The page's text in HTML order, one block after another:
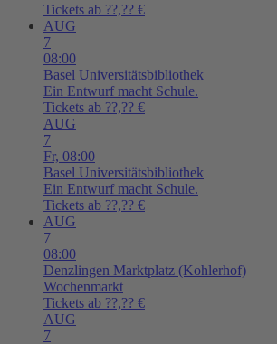
Tickets ab ??,?? €
AUG
7
08:00
Basel Universitätsbibliothek
Ein Entwurf macht Schule.
Tickets ab ??,?? €
AUG
7
Fr, 08:00
Basel Universitätsbibliothek
Ein Entwurf macht Schule.
Tickets ab ??,?? €
AUG
7
08:00
Denzlingen Marktplatz (Kohlerhof)
Wochenmarkt
Tickets ab ??,?? €
AUG
7